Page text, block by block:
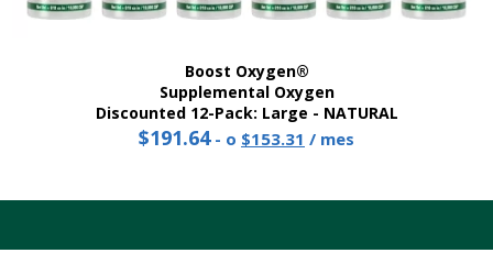
Boost Oxygen®
Supplemental Oxygen
Discounted 12-Pack: Large - NATURAL
$191.64 - o Original
$191.64.
$153.31 Current
$153.31.
/ mes